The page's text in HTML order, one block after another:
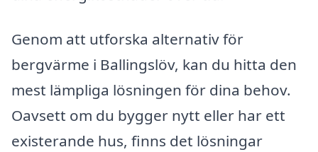
Genom att utforska alternativ för
bergvärme i Ballingslöv, kan du hitta den
mest lämpliga lösningen för dina behov.
Oavsett om du bygger nytt eller har ett
existerande hus, finns det lösningar